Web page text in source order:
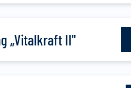
„Vitalkraft II"